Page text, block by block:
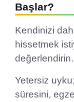
Başlar?
Kendinizi
hissetmek
değerlendirin.
Yetersiz
süresini,